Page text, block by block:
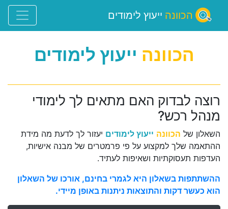
הכוונה ייעוץ לימודים
הכוונה ייעוץ לימודים
רוצה לבדוק האם מתאים לך לימודי
מנהל רכש?
השאלון של הכוונה ייעוץ לימודים יעזור לך לדעת מה מידת
ההתאמה שלך למקצוע על פי פרמטרים של מבנה אישיות,
העדפות תעסוקתיות ושאיפות לעתיד.
ההשתתפות בשאלון היא לגמרי בחינם, אורכו של השאלון
הוא כעשר דקות והתוצאות ניתנות באופן מיידי.